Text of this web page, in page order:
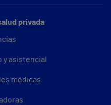
privada
y asistencial
médicas